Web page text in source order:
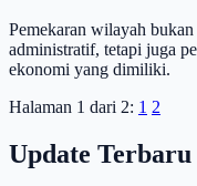
Pemekaran wilayah
administratif, tetapi juga
ekonomi yang dimiliki.
Halaman 1 dari 2: 1 2
Update Terbaru